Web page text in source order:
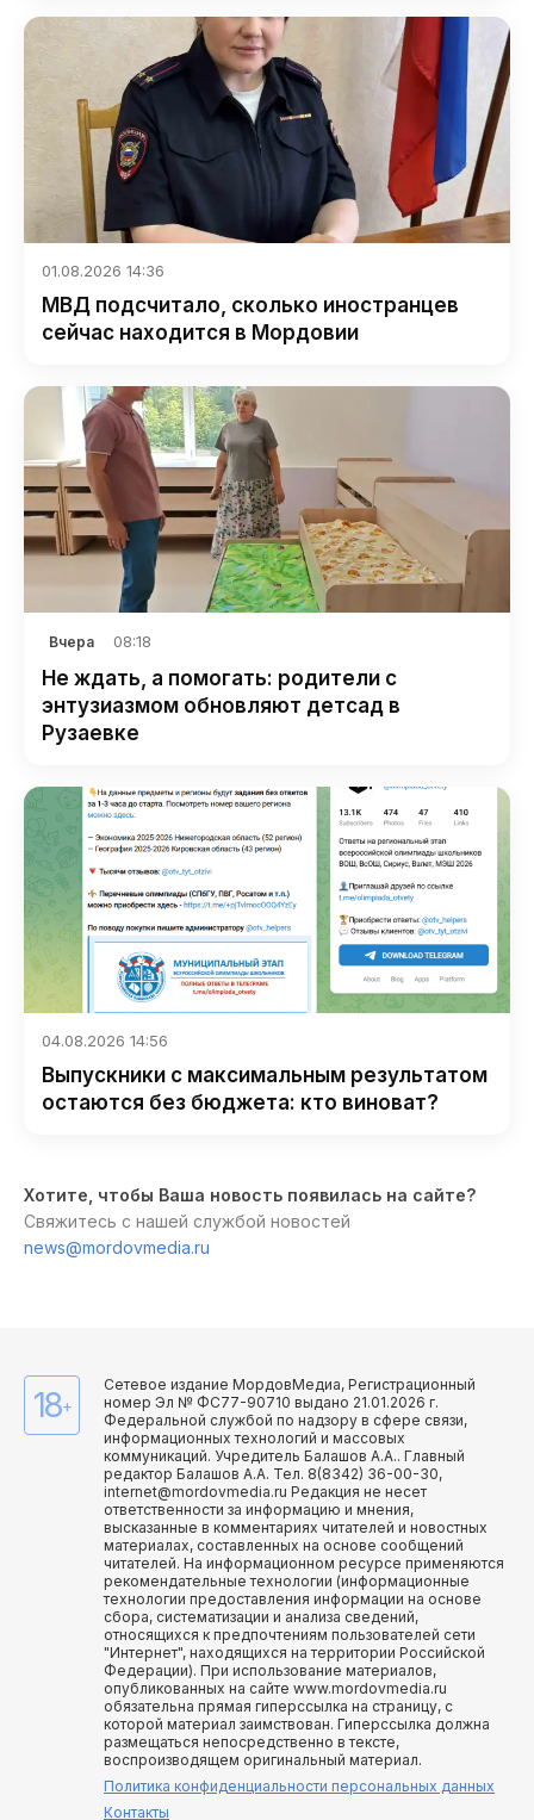
01.08.2026 14:36
МВД подсчитало, сколько иностранцев
сейчас находится в Мордовии
Вчера 08:18
Не ждать, а помогать: родители с
энтузиазмом обновляют детсад в
Рузаевке
04.08.2026 14:56
Выпускники с максимальным результатом
остаются без бюджета: кто виноват?
Хотите, чтобы Ваша новость появилась на сайте?
Свяжитесь с нашей службой новостей
news@mordovmedia.ru
18+
Сетевое издание МордовМедиа, Регистрационный
номер Эл № ФС77-90710 выдано 21.01.2026 г.
Федеральной службой по надзору в сфере связи,
информационных технологий и массовых
коммуникаций. Учредитель Балашов А.А.. Главный
редактор Балашов А.А. Тел. 8(8342) 36-00-30,
internet@mordovmedia.ru Редакция не несет
ответственности за информацию и мнения,
высказанные в комментариях читателей и новостных
материалах, составленных на основе сообщений
читателей. На информационном ресурсе применяются
рекомендательные технологии (информационные
технологии предоставления информации на основе
сбора, систематизации и анализа сведений,
относящихся к предпочтениям пользователей сети
"Интернет", находящихся на территории Российской
Федерации). При использование материалов,
опубликованных на сайте www.mordovmedia.ru
обязательна прямая гиперссылка на страницу, с
которой материал заимствован. Гиперссылка должна
размещаться непосредственно в тексте,
воспроизводящем оригинальный материал.
Политика конфиденциальности персональных данных
Контакты